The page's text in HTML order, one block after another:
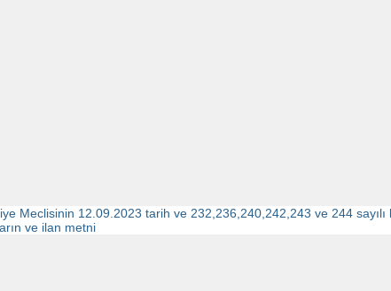
Meclisinin 12.09.2023 tarih ve 232,236,240,242,243 ve 244
ve ilan metni